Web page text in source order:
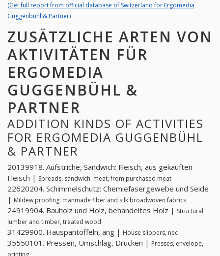
(Get full report from official database of Switzerland for Ergomedia
Guggenbühl & Partner)
ZUSÄTZLICHE ARTEN VON
AKTIVITÄTEN FÜR
ERGOMEDIA
GUGGENBÜHL &
PARTNER
ADDITION KINDS OF ACTIVITIES
FOR ERGOMEDIA GUGGENBÜHL
& PARTNER
20139918. Aufstriche, Sandwich: Fleisch, aus gekauften
Fleisch | Spreads, sandwich: meat, from purchased meat
22620204. Schimmelschutz: Chemiefasergewebe und Seide
| Mildew proofing: manmade fiber and silk broadwoven fabrics
24919904. Bauholz und Holz, behandeltes Holz | Structural
lumber and timber, treated wood
31429900. Hauspantoffeln, ang | House slippers, nec
35550101. Pressen, Umschlag, Drucken | Presses, envelope,
printing